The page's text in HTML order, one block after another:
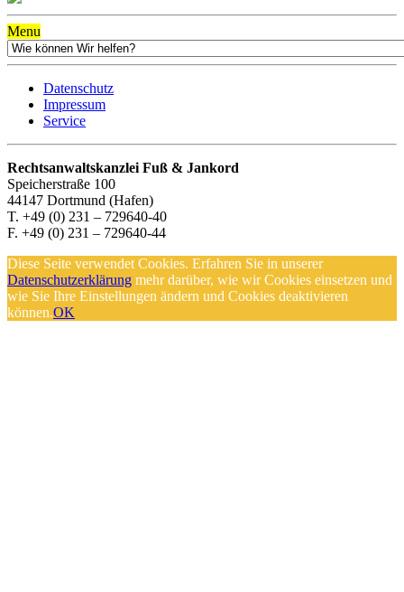
Menu
Datenschutz
Impressum
Service
Rechtsanwaltskanzlei Fuß & Jankord
Speicherstraße 100
44147 Dortmund (Hafen)
T. +49 (0) 231 – 729640-40
F. +49 (0) 231 – 729640-44
Diese Seite verwendet Cookies. Erfahren Sie in unserer
Datenschutzerklärung mehr darüber, wie wir Cookies einsetzen und
wie Sie Ihre Einstellungen ändern und Cookies deaktivieren
können.OK